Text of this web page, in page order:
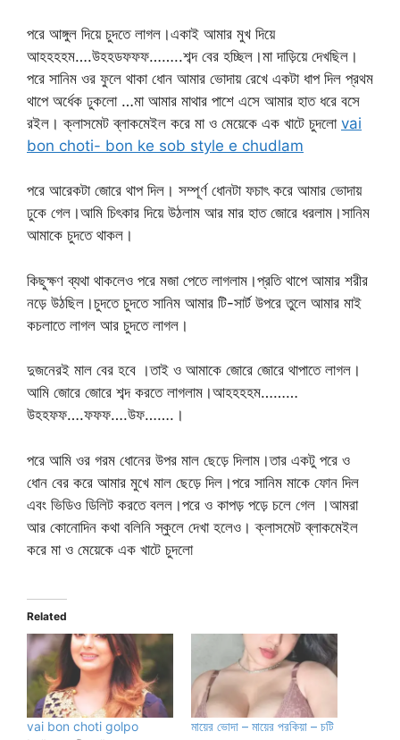
পরে আঙ্গুল দিয়ে চুদতে লাগল।একাই আমার মুখ দিয়ে
আহহহহম….উহহডফফফ……..শব্দ বের হচ্ছিল।মা দাড়িয়ে দেখছিল।
পরে সানিম ওর ফুলে থাকা ধোন আমার ভোদায় রেখে একটা ধাপ দিল প্রথম
থাপে অর্ধেক ঢুকলো …মা আমার মাথার পাশে এসে আমার হাত ধরে বসে
রইল। ক্লাসমেট ব্লাকমেইল করে মা ও মেয়েকে এক খাটে চুদলো vai
bon choti- bon ke sob style e chudlam
পরে আরেকটা জোরে থাপ দিল। সম্পূর্ণ ধোনটা ফচাৎ করে আমার ভোদায়
ঢুকে গেল।আমি চিৎকার দিয়ে উঠলাম আর মার হাত জোরে ধরলাম।সানিম
আমাকে চুদতে থাকল।
কিছুক্ষণ ব্যথা থাকলেও পরে মজা পেতে লাগলাম।প্রতি থাপে আমার শরীর
নড়ে উঠছিল।চুদতে চুদতে সানিম আমার টি-সার্ট উপরে তুলে আমার মাই
কচলাতে লাগল আর চুদতে লাগল।
দুজনেরই মাল বের হবে ।তাই ও আমাকে জোরে জোরে থাপাতে লাগল।
আমি জোরে জোরে শব্দ করতে লাগলাম।আহহহহম………
উহহফফ….ফফফ….উফ…….।
পরে আমি ওর গরম ধোনের উপর মাল ছেড়ে দিলাম।তার একটু পরে ও
ধোন বের করে আমার মুখে মাল ছেড়ে দিল।পরে সানিম মাকে ফোন দিল
এবং ভিডিও ডিলিট করতে বলল।পরে ও কাপড় পড়ে চলে গেল ।আমরা
আর কোনোদিন কথা বলিনি স্কুলে দেখা হলেও। ক্লাসমেট ব্লাকমেইল
করে মা ও মেয়েকে এক খাটে চুদলো
Related
vai bon choti golpo
মায়ের ভোদা – মায়ের পরকিয়া – চটি